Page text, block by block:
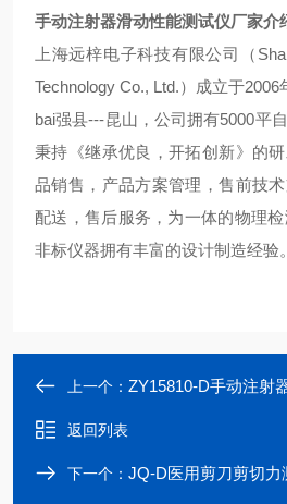
手动注射器滑动性能测试仪厂家介
上海远梓电子科技有限公司（
Technology Co., Ltd.）成立于2006
bai强县---昆山，公司拥有5000平
秉持《继承优良，开拓创新》的
品销售，产品方案管理，售前技
配送，售后服务，为一体的物理
非标仪器拥有丰富的设计制造经验。
上一个： ZY15810-D手动注射
返回列表
下一个： JQ-D医用剪刀剪切力